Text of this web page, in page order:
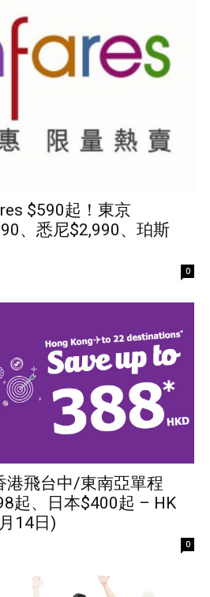
$590起！東京
、悉尼$2,990、珀斯
0
港飛台中/東南亞單程
起、日本$400起 – HK
14日)
0